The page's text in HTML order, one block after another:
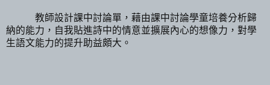
教師設計課中討論單，藉由課中討論學童培養分析歸
納的能力，自我貼進詩中的情意並擴展內心的想像力，對學
生語文能力的提升助益頗大。